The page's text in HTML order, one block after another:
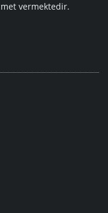
vermektedir.